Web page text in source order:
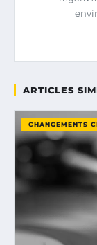
ARTICLES
CHANGEMENTS